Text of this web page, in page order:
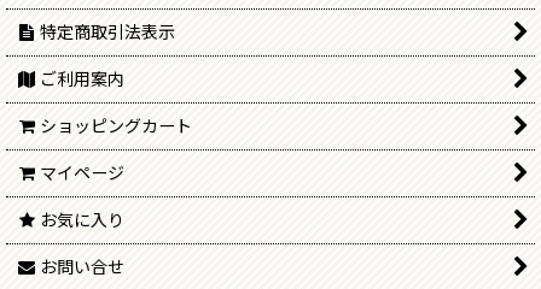
特定商取引法表示
ご利用案内
ショッピングカート
マイページ
お気に入り
お問い合せ